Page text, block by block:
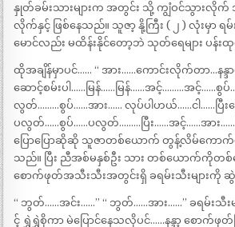
နှုတ်ခမ်းသားများက အတွင်း သို့ ကျွံဝင်သွားလို
လိုက်နှင့် ဖြစ်နေသည်။ သူဇာ့ နို့ကြီး ( ၂ ) လုံးမှာ ရ
မောင်လည်း မထိန်းနိုင်တော့ဘဲ သုတ်ရေများ ပ
ထိုအချိန်မှာပင်…… “ အား……ကောင်းလိုက်တာ…နန္
ဆောင့်စမ်းပါ……မြန်……မြန်……အင့်………အင့်……
လွတ်………စွပ်……အား…… လုပ်ပါဟယ်……ငါ……ပြီ
ပလွတ်……စွပ်……ပလွတ်………ပြီး……အင့်……အား……ပ
ပြောပြောဆိုဆို သူဇာတစ်ယောက် တွန့်လိမ်ကောက်
သည်။ ပြီး ညီအစ်မနှစ်ဦး သား တစ်ယောက်ကိုတ
စောက်ဖုတ်အသီးသီးအတွင်းရှိ ခရမ်းသီးများ
“ ဘွတ်……အင်း……” “ ဘွတ်……အား……” ခရမ်းသီးမ
င့် ရွှဲရွှဲစိုကာ မဲပြောင်နေသလိုပင်……နန္ဒာ့ စောက်ဖု